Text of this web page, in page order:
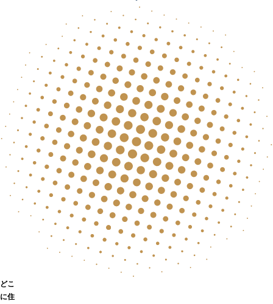
どこ
に住